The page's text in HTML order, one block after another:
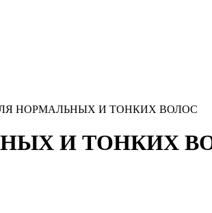
НОРМАЛЬНЫХ И ТОНКИХ ВОЛОС
И ТОНКИХ